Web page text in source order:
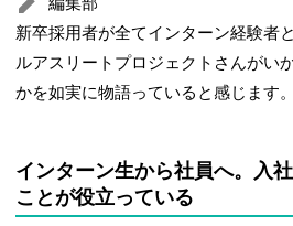
新卒採用者が全てインターン経験者
ルアスリートプロジェクトさんがい
かを如実に物語っていると感じます。
インターン生から社員へ。入
ことが役立っている